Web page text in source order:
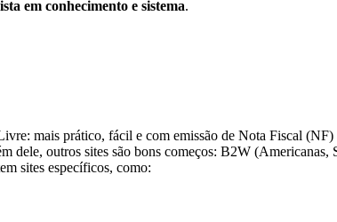
em conhecimento e sistema.
mais prático, fácil e com emissão de Nota Fiscal
dele, outros sites são bons começos: B2W
sites específicos, como: